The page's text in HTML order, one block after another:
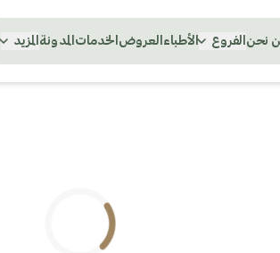
نحن الفروع الأطباء العروض الخدمات المدونة المزيد